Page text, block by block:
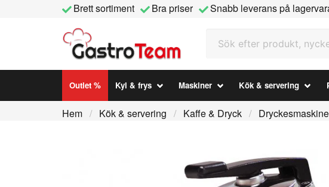
Brett sortiment Bra priser
Snabb leverans på
Outlet % Kyl & frys Maskiner Kök & servering
Hem Kök & servering Kaffe & Dryck